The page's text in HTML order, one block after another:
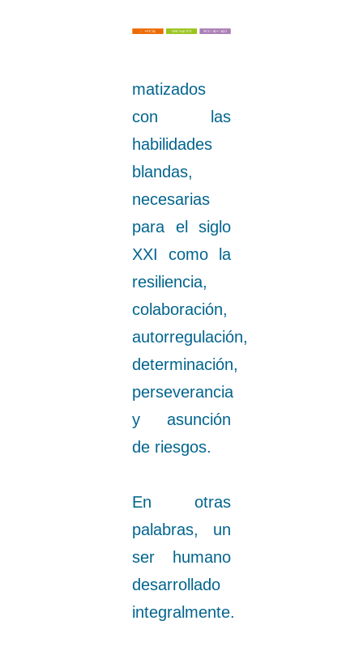
matizados
con las
habilidades
blandas,
necesarias
para el siglo
XXI como la
resiliencia,
colaboración,
autorregulación,
determinación,
perseverancia
y asunción
de riesgos.
En otras
palabras, un
ser humano
desarrollado
integralmente.